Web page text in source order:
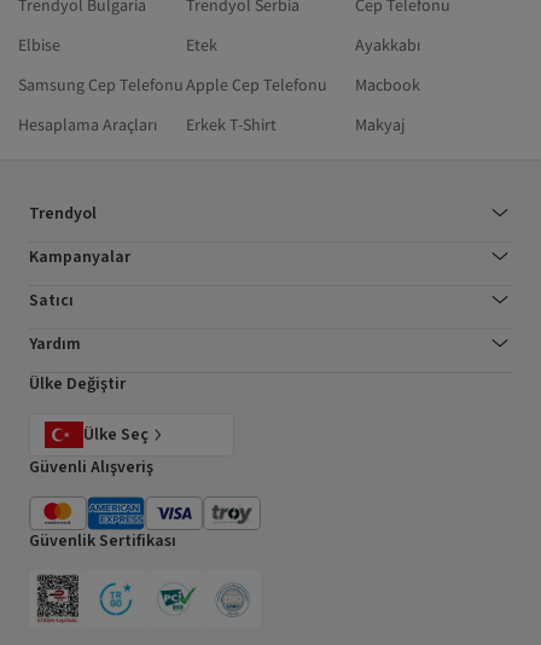
Trendyol Bulgaria
Trendyol Serbia
Cep Telefonu
Elbise
Etek
Ayakkabı
Samsung Cep TelefonuApple Cep Telefonu
Macbook
Hesaplama Araçları
Erkek T-Shirt Makyaj
Trendyol
Kampanyalar
Satıcı
Yardım
Ülke Değiştir
Ülke Seç
Güvenli Alışveriş
Güvenlik Sertifikası